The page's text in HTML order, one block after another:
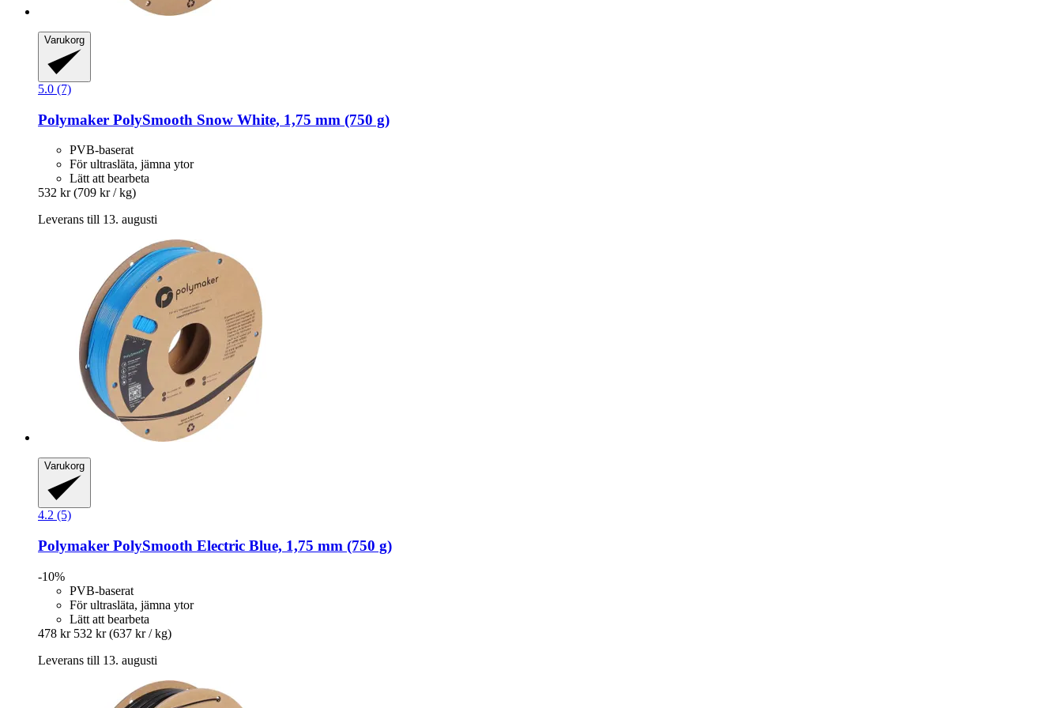
Varukorg
5.0 (7)
Polymaker PolySmooth Snow White, 1,75 mm (750 g)
PVB-baserat
För ultrasläta, jämna ytor
Lätt att bearbeta
532 kr (709 kr / kg)
Leverans till 13. augusti
Varukorg
4.2 (5)
Polymaker PolySmooth Electric Blue, 1,75 mm (750 g)
-10%
PVB-baserat
För ultrasläta, jämna ytor
Lätt att bearbeta
478 kr 532 kr (637 kr / kg)
Leverans till 13. augusti